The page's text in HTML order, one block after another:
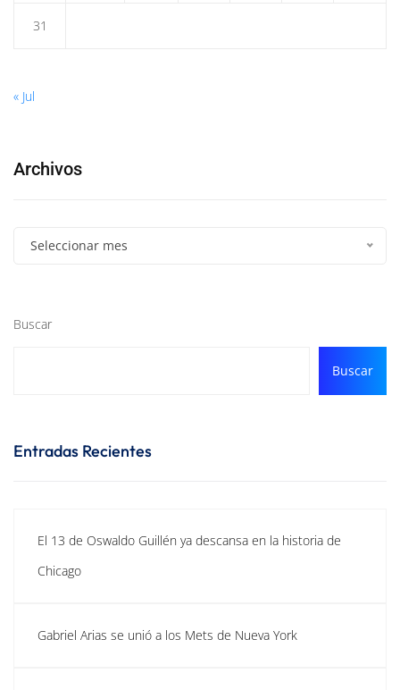
31
« Jul
Archivos
Seleccionar mes
Buscar
Buscar
Entradas Recientes
El 13 de Oswaldo Guillén ya descansa en la historia de
Chicago
Gabriel Arias se unió a los Mets de Nueva York